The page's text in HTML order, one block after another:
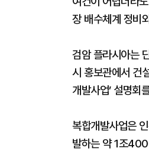
장 배수체계 정비
검암 플라시아는
시 홍보관에서 건
개발사업’ 설명회
복합개발사업은
발하는 약 1조